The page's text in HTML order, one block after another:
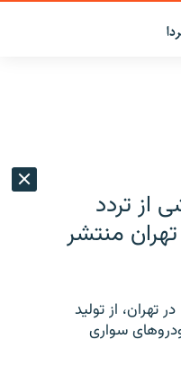
ناشی از تردد
منتشر
تهران، از تولید
خودروهای سواری